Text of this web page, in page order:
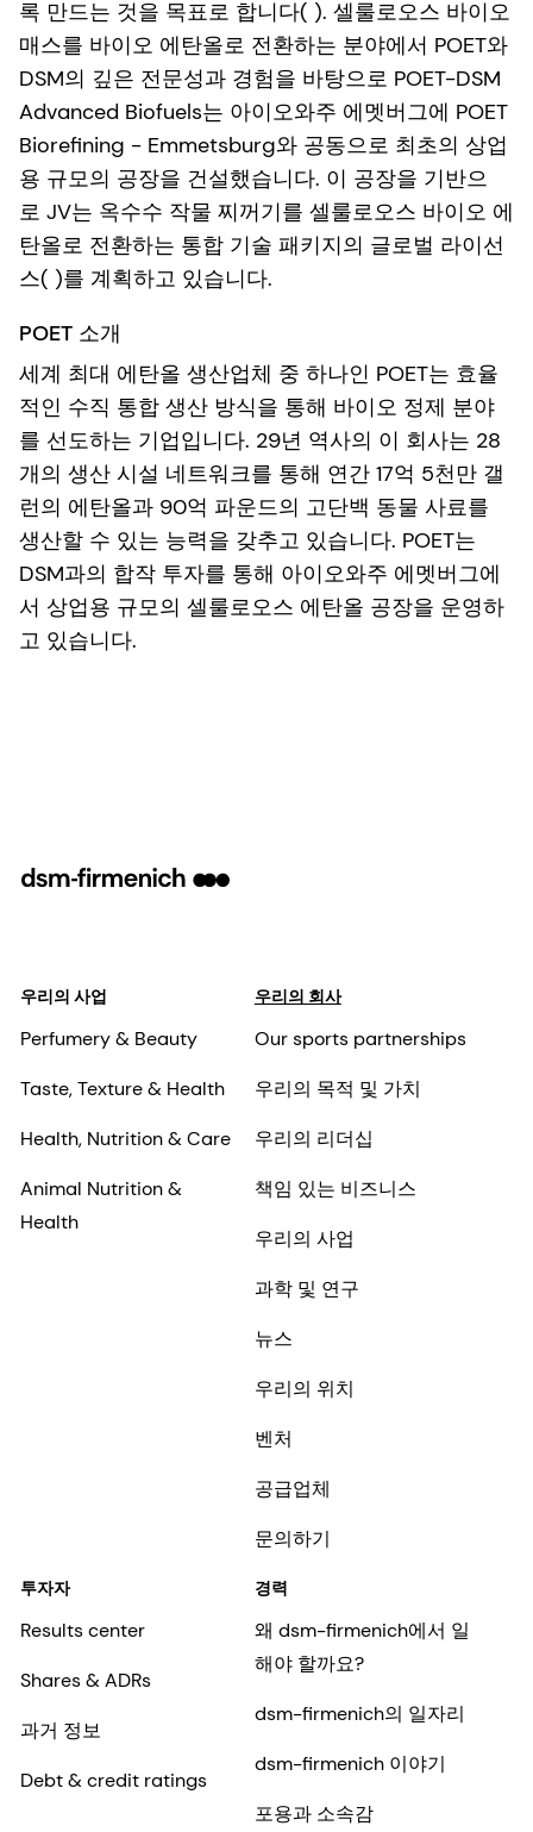
록 만드는 것을 목표로 합니다( ). 셀룰로오스 바이오
매스를 바이오 에탄올로 전환하는 분야에서 POET와
DSM의 깊은 전문성과 경험을 바탕으로 POET-DSM
Advanced Biofuels는 아이오와주 에멧버그에 POET
Biorefining - Emmetsburg와 공동으로 최초의 상업
용 규모의 공장을 건설했습니다. 이 공장을 기반으
로 JV는 옥수수 작물 찌꺼기를 셀룰로오스 바이오 에
탄올로 전환하는 통합 기술 패키지의 글로벌 라이선
스( )를 계획하고 있습니다.
POET 소개
세계 최대 에탄올 생산업체 중 하나인 POET는 효율
적인 수직 통합 생산 방식을 통해 바이오 정제 분야
를 선도하는 기업입니다. 29년 역사의 이 회사는 28
개의 생산 시설 네트워크를 통해 연간 17억 5천만 갤
런의 에탄올과 90억 파운드의 고단백 동물 사료를
생산할 수 있는 능력을 갖추고 있습니다. POET는
DSM과의 합작 투자를 통해 아이오와주 에멧버그에
서 상업용 규모의 셀룰로오스 에탄올 공장을 운영하
고 있습니다.
우리의 사업
Perfumery & Beauty
Taste, Texture & Health
Health, Nutrition & Care
Animal Nutrition &
Health
우리의 회사
Our sports partnerships
우리의 목적 및 가치
우리의 리더십
책임 있는 비즈니스
우리의 사업
과학 및 연구
뉴스
우리의 위치
벤처
공급업체
문의하기
투자자
Results center
Shares & ADRs
과거 정보
Debt & credit ratings
경력
왜 dsm-firmenich에서 일
해야 할까요?
dsm-firmenich의 일자리
dsm-firmenich 이야기
포용과 소속감